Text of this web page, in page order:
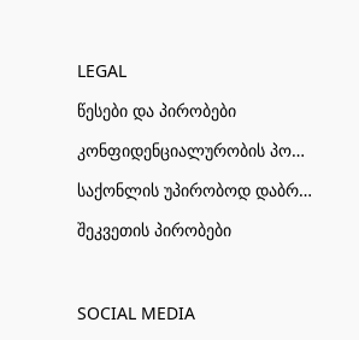
LEGAL
წესები და პირობები
კონფიდენციალურობის პოლიტიკა
საქონლის უპირობოდ დაბრუნების პირობები
შეკვეთის პირობები
SOCIAL MEDIA